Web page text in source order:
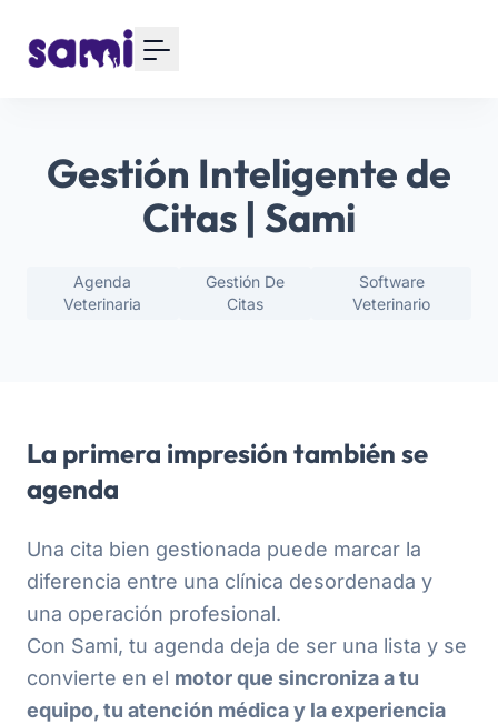
Gestión Inteligente de
Citas | Sami
Agenda
Veterinaria
Gestión De
Citas
Software
Veterinario
La primera impresión también se
agenda
Una cita bien gestionada puede marcar la
diferencia entre una clínica desordenada y
una operación profesional.
Con Sami, tu agenda deja de ser una lista y se
convierte en el motor que sincroniza a tu
equipo, tu atención médica y la experiencia